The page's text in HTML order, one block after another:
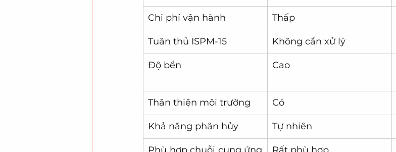
Chi phí vận hành Thấp
Tuân thủ ISPM-15 Không cần xử lý
Độ bền Cao
Thân thiện môi trường Có
Khả năng phân hủy Tự nhiên